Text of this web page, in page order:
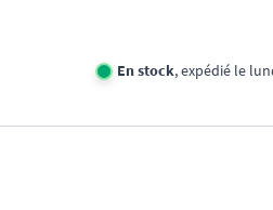
En stock, expédié le